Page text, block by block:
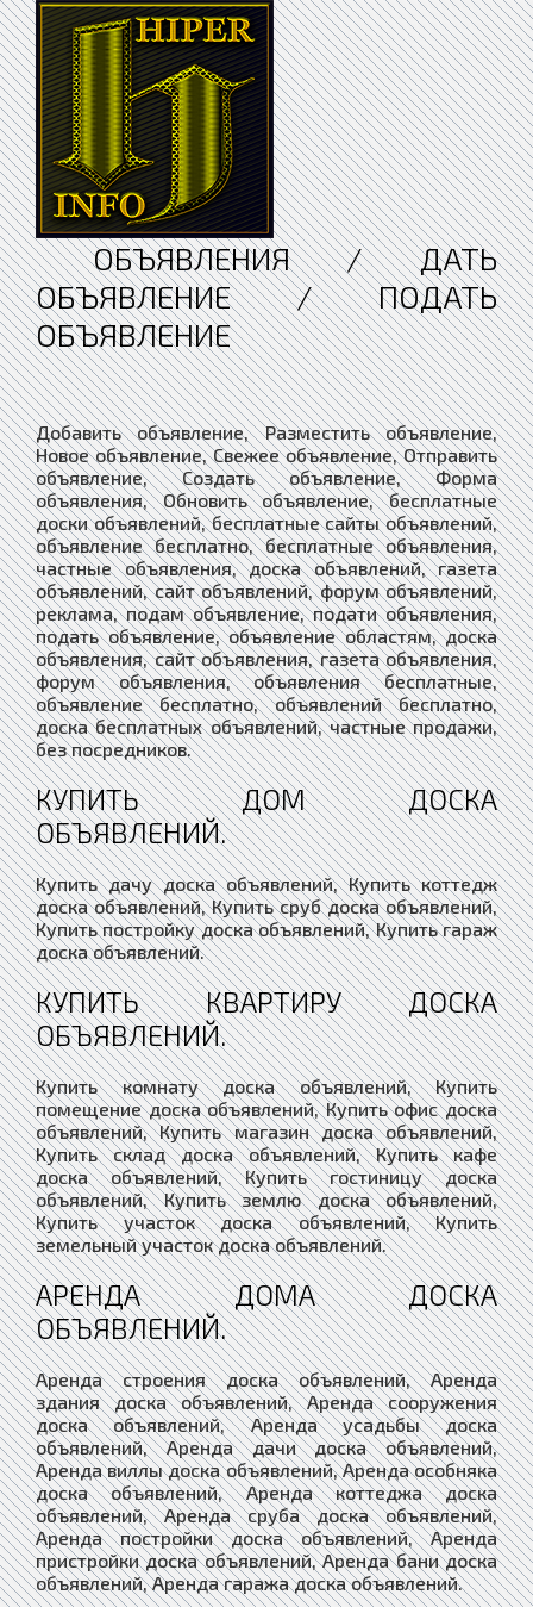
ОБЪЯВЛЕНИЯ / ДАТЬ
ОБЪЯВЛЕНИЕ / ПОДАТЬ
ОБЪЯВЛЕНИЕ
Добавить объявление, Разместить объявление,
Новое объявление, Свежее объявление, Отправить
объявление, Создать объявление, Форма
объявления, Обновить объявление, бесплатные
доски объявлений, бесплатные сайты объявлений,
объявление бесплатно, бесплатные объявления,
частные объявления, доска объявлений, газета
объявлений, сайт объявлений, форум объявлений,
реклама, подам объявление, подати объявления,
подать объявление, объявление областям, доска
объявления, сайт объявления, газета объявления,
форум объявления, объявления бесплатные,
объявление бесплатно, объявлений бесплатно,
доска бесплатных объявлений, частные продажи,
без посредников.
КУПИТЬ ДОМ ДОСКА
ОБЪЯВЛЕНИЙ.
Купить дачу доска объявлений, Купить коттедж
доска объявлений, Купить сруб доска объявлений,
Купить постройку доска объявлений, Купить гараж
доска объявлений.
КУПИТЬ КВАРТИРУ ДОСКА
ОБЪЯВЛЕНИЙ.
Купить комнату доска объявлений, Купить
помещение доска объявлений, Купить офис доска
объявлений, Купить магазин доска объявлений,
Купить склад доска объявлений, Купить кафе
доска объявлений, Купить гостиницу доска
объявлений, Купить землю доска объявлений,
Купить участок доска объявлений, Купить
земельный участок доска объявлений.
АРЕНДА ДОМА ДОСКА
ОБЪЯВЛЕНИЙ.
Аренда строения доска объявлений, Аренда
здания доска объявлений, Аренда сооружения
доска объявлений, Аренда усадьбы доска
объявлений, Аренда дачи доска объявлений,
Аренда виллы доска объявлений, Аренда особняка
доска объявлений, Аренда коттеджа доска
объявлений, Аренда сруба доска объявлений,
Аренда постройки доска объявлений, Аренда
пристройки доска объявлений, Аренда бани доска
объявлений, Аренда гаража доска объявлений.